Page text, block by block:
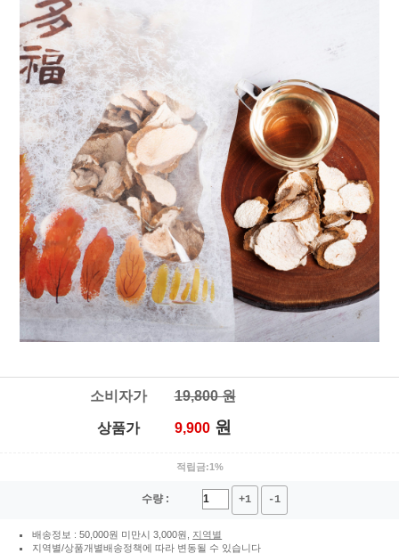
소비자가 19,800 원
상품가 9,900 원
적립금:1%
수량 : +1 -1
배송정보 : 50,000원 미만시 3,000원, 지역별
지역별/상품개별배송정책에 따라 변동될 수 있습니다